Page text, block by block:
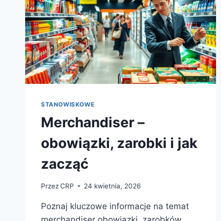
STANOWISKOWE
Merchandiser –
obowiązki, zarobki i jak
zacząć
PrzezCRP 24 kwietnia, 2026
Poznaj kluczowe informacje na temat